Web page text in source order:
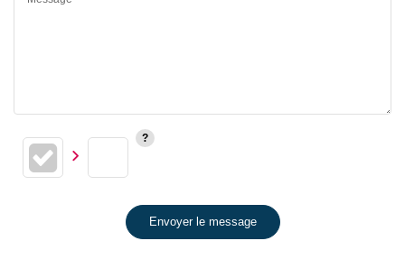
Envoyer le message